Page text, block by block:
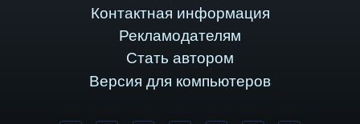
Контактная информация
Рекламодателям
Стать автором
Версия для компьютеров